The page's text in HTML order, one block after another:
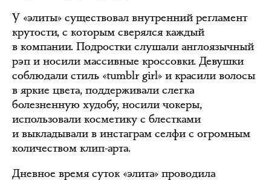
У «элиты» существовал внутренний регламент
крутости, с которым сверялся каждый
в компании. Подростки слушали англоязычный
рэп и носили массивные кроссовки. Девушки
соблюдали стиль «tumblr girl» и красили волосы
в яркие цвета, поддерживали слегка
болезненную худобу, носили чокеры,
использовали косметику с блестками
и выкладывали в инстаграм селфи с огромным
количеством клип-арта.
Дневное время суток «элита» проводила